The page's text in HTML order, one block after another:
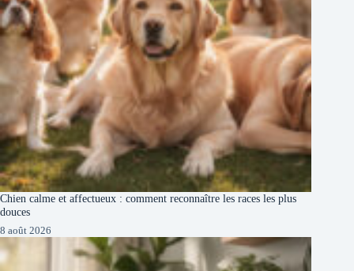
Chien calme et affectueux : comment reconnaître les races les plus
douces
8 août 2026